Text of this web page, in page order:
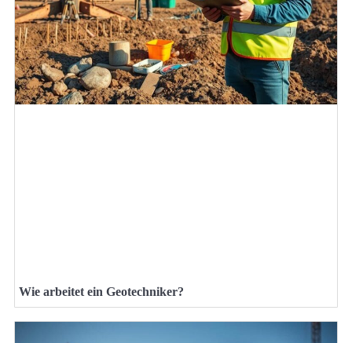
Wie arbeitet ein Geotechniker?